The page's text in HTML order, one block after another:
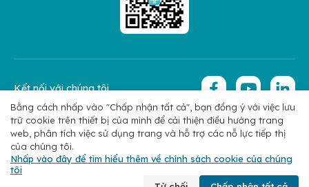
Chính sách bảo mật Copyright 2026 © Hoan My Corporation
Kết nối với chúng tôi
Đặt lịch Liên hệ
Bằng cách nhấp vào "Chấp nhận tất cả", bạn đồng ý với việc lưu
trữ cookie trên thiết bị của mình để cải thiện điều hướng trang
web, phân tích việc sử dụng trang và hỗ trợ các nỗ lực tiếp thị
của chúng tôi.
Nhấp vào đây để tìm hiểu thêm về chính sách cookie của chúng
tôi